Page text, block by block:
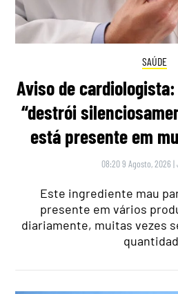
SAÚDE
Aviso de
“destrói
está presente em
08:20 9 Agosto, 2026 |
Este ingrediente mau
presente em vários
diariamente, muitas vezes